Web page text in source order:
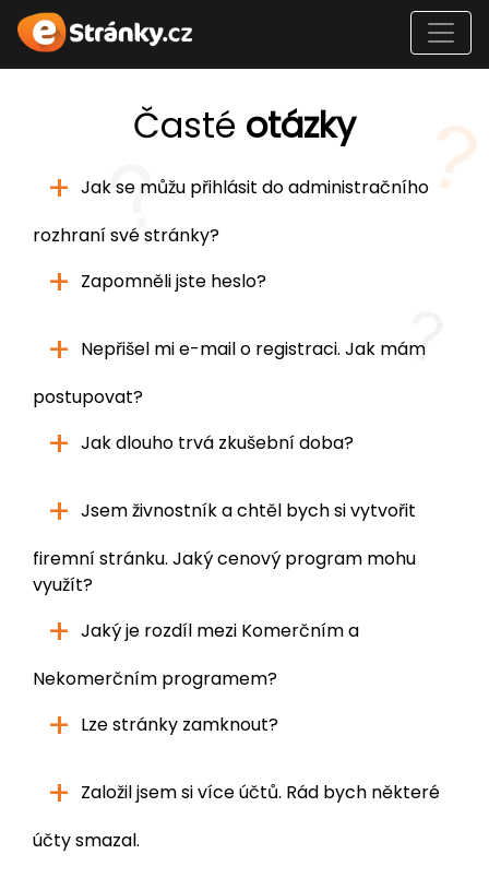
Časté otázky
+ Jak se můžu přihlásit do administračního
rozhraní své stránky?
+ Zapomněli jste heslo?
+ Nepřišel mi e-mail o registraci. Jak mám
postupovat?
+ Jak dlouho trvá zkušební doba?
+ Jsem živnostník a chtěl bych si vytvořit
firemní stránku. Jaký cenový program mohu
využít?
+ Jaký je rozdíl mezi Komerčním a
Nekomerčním programem?
+ Lze stránky zamknout?
+ Založil jsem si více účtů. Rád bych některé
účty smazal.